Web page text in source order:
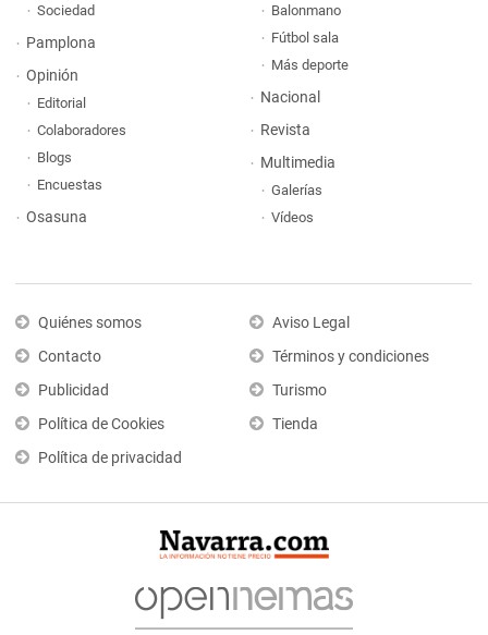
Sociedad
Pamplona
Opinión
Editorial
Colaboradores
Blogs
Encuestas
Osasuna
Balonmano
Fútbol sala
Más deporte
Nacional
Revista
Multimedia
Galerías
Vídeos
Quiénes somos
Contacto
Publicidad
Política de Cookies
Política de privacidad
Aviso Legal
Términos y condiciones
Turismo
Tienda